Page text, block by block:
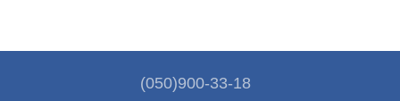
(050)900-33-18